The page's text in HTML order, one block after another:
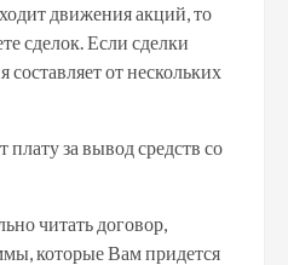
движения акций, то
сделок. Если сделки
от нескольких
за вывод средств со
читать договор,
которые Вам придется